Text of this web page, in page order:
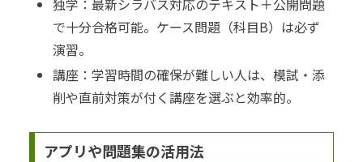
独学：最新シラバス対応のテキスト＋公開問題
で十分合格可能。ケース問題（科目B）は必ず
演習。
講座：学習時間の確保が難しい人は、模試・添
削や直前対策が付く講座を選ぶと効率的。
アプリや問題集の活用法